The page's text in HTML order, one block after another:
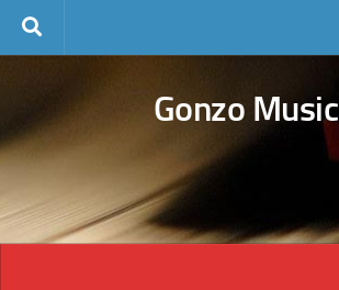
Skip to content
Gonzo Music